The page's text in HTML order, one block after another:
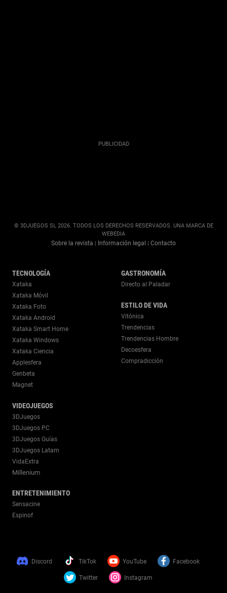
© 3DJUEGOS SL 2026. TODOS LOS DERECHOS RESERVADOS. UNA MARCA DE
WEBEDIA
Sobre la revista Información legal Contacto
TECNOLOGÍA
Xataka
Xataka Móvil
Xataka Foto
Xataka Android
Xataka Smart Home
Xataka Windows
Xataka Ciencia
Applesfera
Genbeta
Magnet
VIDEOJUEGOS
3DJuegos
3DJuegos PC
3DJuegos Guías
3DJuegos Latam
VidaExtra
Millenium
ENTRETENIMIENTO
Sensacine
Espinof
GASTRONOMÍA
Directo al Paladar
ESTILO DE VIDA
Vitónica
Trendencias
Trendencias Hombre
Decoesfera
Compradicción
Discord TikTok YouTube Facebook
Twitter Instagram